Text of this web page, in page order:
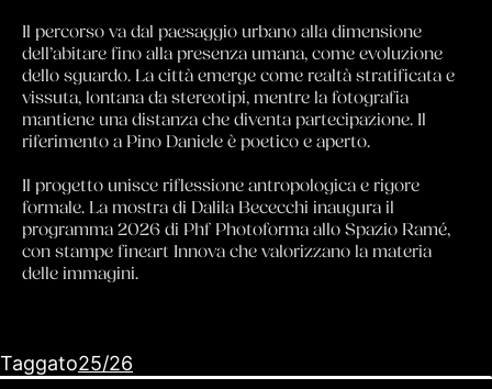
Il percorso va dal paesaggio urbano alla dimensione
dell’abitare fino alla presenza umana, come evoluzione
dello sguardo. La città emerge come realtà stratificata e
vissuta, lontana da stereotipi, mentre la fotografia
mantiene una distanza che diventa partecipazione. Il
riferimento a Pino Daniele è poetico e aperto.
Il progetto unisce riflessione antropologica e rigore
formale. La mostra di Dalila Bececchi inaugura il
programma 2026 di Phf Photoforma allo Spazio Ramé,
con stampe fineart Innova che valorizzano la materia
delle immagini.
Taggato25/26